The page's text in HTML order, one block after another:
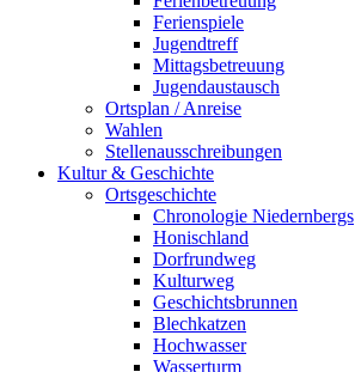
Ferienspiele
Jugendtreff
Mittagsbetreuung
Jugendaustausch
Ortsplan / Anreise
Wahlen
Stellenausschreibungen
Kultur & Geschichte
Ortsgeschichte
Chronologie Niedernbergs
Honischland
Dorfrundweg
Kulturweg
Geschichtsbrunnen
Blechkatzen
Hochwasser
Wasserturm